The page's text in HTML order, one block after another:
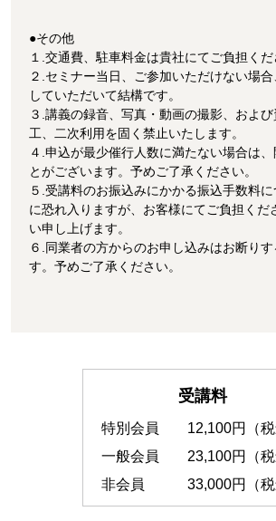
●その他
１.交通費、駐車料金は貴社にてご負担くだ
２.セミナー当日、ご参加いただけない場
していただいて結構です。
３.講義の録音、写真・動画の撮影、およ
工、二次利用を固く禁止いたします。
４.申込が最少催行人数に満たない場合は
とがございます。予めご了承ください。
５.受講料のお振込みにかかる振込手数料
に恐れ入りますが、お客様にてご負担くだ
い申し上げます。
６.同業者の方からのお申し込みはお断り
す。予めご了承ください。
受講料
特別会員
12,100円（税
一般会員
23,100円（税
非会員
33,000円（税